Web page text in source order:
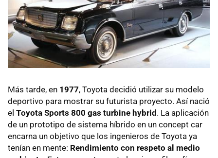
Más tarde, en 1977, Toyota decidió utilizar su modelo
deportivo para mostrar su futurista proyecto. Así nació
el Toyota Sports 800 gas turbine hybrid . La aplicación
de un prototipo de sistema híbrido en un concept car
encarna un objetivo que los ingenieros de Toyota ya
tenían en mente: Rendimiento con respeto al medio